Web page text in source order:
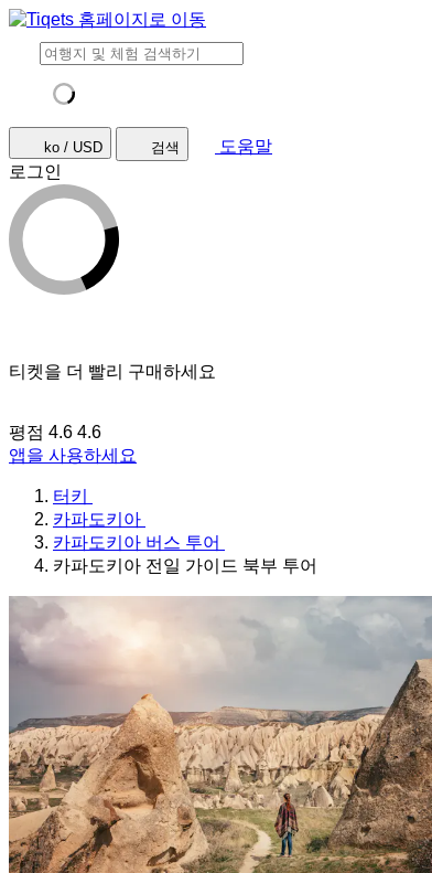
ko / USD 검색
도움말
로그인
티켓을 더 빨리 구매하세요
평점 4.6 4.6
앱을 사용하세요
터키
카파도키아
카파도키아 버스 투어
카파도키아 전일 가이드 북부 투어